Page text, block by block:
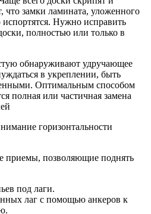
что замки ламината, уложенного
Нужно исправить
полностью или только в
обнаруживают удручающее
в укреплении, быть
Оптимальным способом
полная или частичная замена
горизонтальности
приемы, позволяющие поднять
под лаги.
лаг с помощью анкеров к